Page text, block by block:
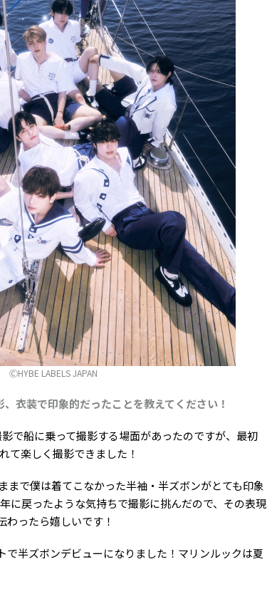
ⒸHYBE LABELS JAPAN
衣装で印象的だったことを教えてください！
で船に乗って撮影する場面があったのですが、最初
て楽しく撮影できました！
まで僕は着てこなかった半袖・半ズボンがとても印象
に戻ったような気持ちで撮影に挑んだので、その表現
ったら嬉しいです！
半ズボンデビューになりました！マリンルックは夏